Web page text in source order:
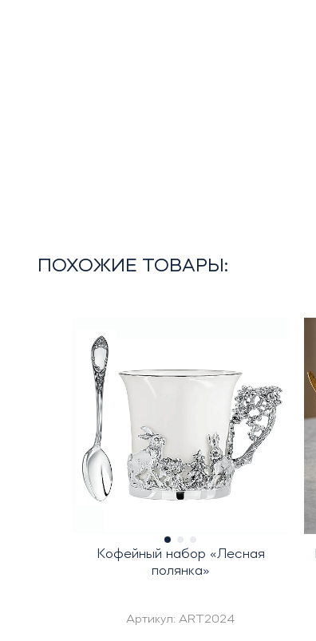
ПОХОЖИЕ ТОВАРЫ:
Кофейный набор «Лесная
полянка»
Артикул:ART2024